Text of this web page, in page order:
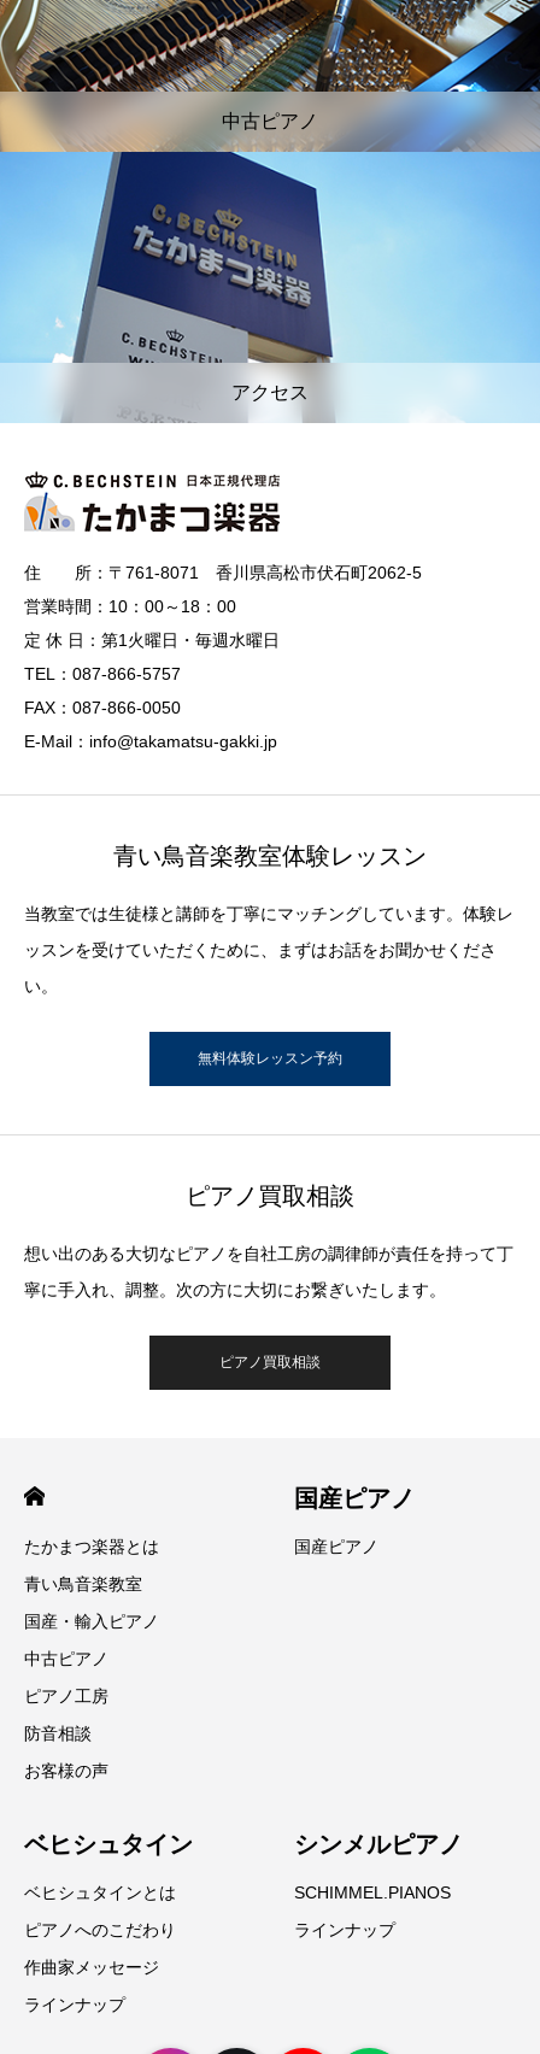
中古ピアノ
アクセス
住 所：〒761-8071 香川県高松市伏石町2062-5
営業時間：10：00～18：00
定 休 日：第1火曜日・毎週水曜日
TEL：087-866-5757
FAX：087-866-0050
E-Mail：info@takamatsu-gakki.jp
青い鳥音楽教室体験レッスン
当教室では生徒様と講師を丁寧にマッチングしています。体験レ
ッスンを受けていただくために、まずはお話をお聞かせくださ
い。
無料体験レッスン予約
ピアノ買取相談
想い出のある大切なピアノを自社工房の調律師が責任を持って丁
寧に手入れ、調整。次の方に大切にお繋ぎいたします。
ピアノ買取相談
たかまつ楽器とは
青い鳥音楽教室
国産・輸入ピアノ
中古ピアノ
ピアノ工房
防音相談
お客様の声
国産ピアノ
国産ピアノ
ベヒシュタイン
ベヒシュタインとは
ピアノへのこだわり
作曲家メッセージ
ラインナップ
シンメルピアノ
SCHIMMEL.PIANOS
ラインナップ